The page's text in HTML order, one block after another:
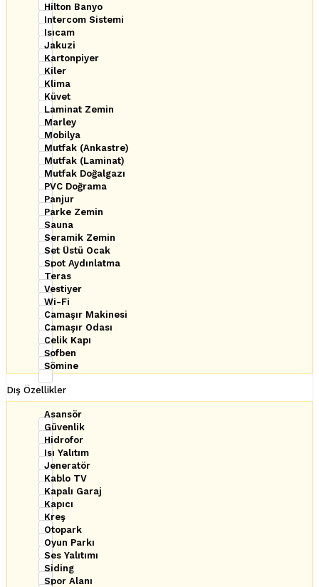
Hilton Banyo
Intercom Sistemi
Isıcam
Jakuzi
Kartonpiyer
Kiler
Klima
Küvet
Laminat Zemin
Marley
Mobilya
Mutfak (Ankastre)
Mutfak (Laminat)
Mutfak Doğalgazı
PVC Doğrama
Panjur
Parke Zemin
Sauna
Seramik Zemin
Set Üstü Ocak
Spot Aydınlatma
Teras
Vestiyer
Wi-Fi
Çamaşır Makinesi
Çamaşır Odası
Çelik Kapı
Şofben
Şömine
Dış Özellikler
Asansör
Güvenlik
Hidrofor
Isı Yalıtım
Jeneratör
Kablo TV
Kapalı Garaj
Kapıcı
Kreş
Otopark
Oyun Parkı
Ses Yalıtımı
Siding
Spor Alanı